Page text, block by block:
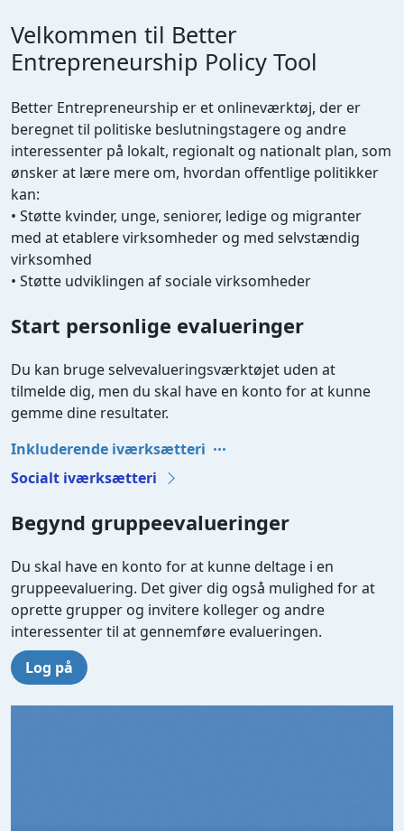
Velkommen til Better
Entrepreneurship Policy Tool
Better Entrepreneurship er et onlineværktøj, der er
beregnet til politiske beslutningstagere og andre
interessenter på lokalt, regionalt og nationalt plan, som
ønsker at lære mere om, hvordan offentlige politikker
kan:
• Støtte kvinder, unge, seniorer, ledige og migranter
med at etablere virksomheder og med selvstændig
virksomhed
• Støtte udviklingen af sociale virksomheder
Start personlige evalueringer
Du kan bruge selvevalueringsværktøjet uden at
tilmelde dig, men du skal have en konto for at kunne
gemme dine resultater.
Inkluderende iværksætteri
Socialt iværksætteri
Begynd gruppeevalueringer
Du skal have en konto for at kunne deltage i en
gruppeevaluering. Det giver dig også mulighed for at
oprette grupper og invitere kolleger og andre
interessenter til at gennemføre evalueringen.
Log på